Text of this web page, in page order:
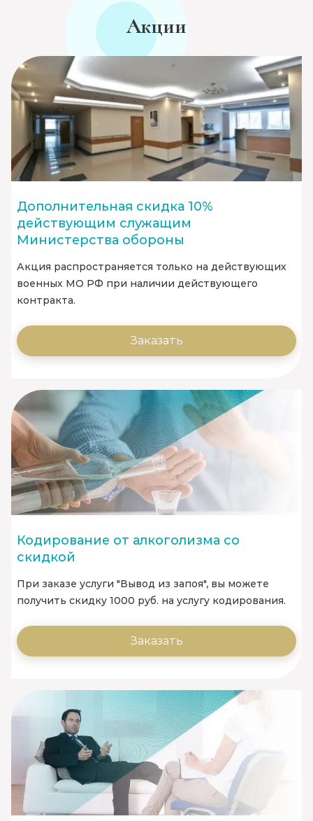
Акции
Дополнительная скидка 10%
действующим служащим
Министерства обороны
Акция распространяется только на действующих
военных МО РФ при наличии действующего
контракта.
Заказать
Кодирование от алкоголизма со
скидкой
При заказе услуги "Вывод из запоя", вы можете
получить скидку 1000 руб. на услугу кодирования.
Заказать